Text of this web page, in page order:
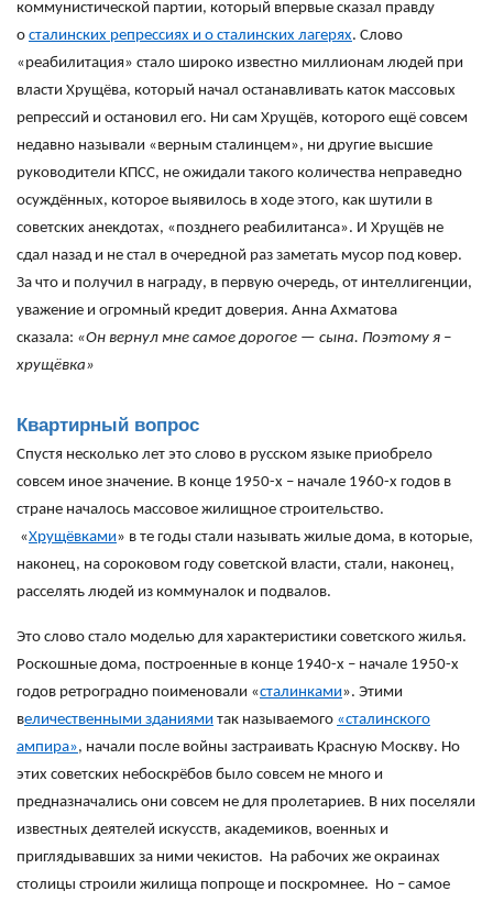
коммунистической партии, который впервые сказал правду
о сталинских репрессиях и о сталинских лагерях. Слово
«реабилитация» стало широко известно миллионам людей при
власти Хрущёва, который начал останавливать каток массовых
репрессий и остановил его. Ни сам Хрущёв, которого ещё совсем
недавно называли «верным сталинцем», ни другие высшие
руководители КПСС, не ожидали такого количества неправедно
осуждённых, которое выявилось в ходе этого, как шутили в
советских анекдотах, «позднего реабилитанса». И Хрущёв не
сдал назад и не стал в очередной раз заметать мусор под ковер.
За что и получил в награду, в первую очередь, от интеллигенции,
уважение и огромный кредит доверия. Анна Ахматова
сказала: «Он вернул мне самое дорогое — сына. Поэтому я –
хрущёвка»
Квартирный вопрос
Спустя несколько лет это слово в русском языке приобрело
совсем иное значение. В конце 1950-х – начале 1960-х годов в
стране началось массовое жилищное строительство.
«Хрущёвками» в те годы стали называть жилые дома, в которые,
наконец, на сороковом году советской власти, стали, наконец,
расселять людей из коммуналок и подвалов.
Это слово стало моделью для характеристики советского жилья.
Роскошные дома, построенные в конце 1940-х – начале 1950-х
годов ретроградно поименовали «сталинками». Этими
величественными зданиями так называемого «сталинского
ампира», начали после войны застраивать Красную Москву. Но
этих советских небоскрёбов было совсем не много и
предназначались они совсем не для пролетариев. В них поселяли
известных деятелей искусств, академиков, военных и
приглядывавших за ними чекистов. На рабочих же окраинах
столицы строили жилища попроще и поскромнее. Но – самое